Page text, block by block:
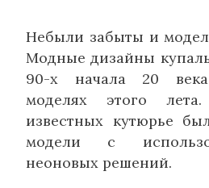
Небыли забыты и
Модные дизайны
90-х начала 20
моделях этого
известных кутюрье
модели с
неоновых решений.